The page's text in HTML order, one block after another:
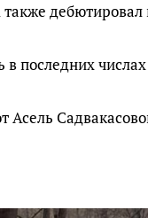
также дебютировал
в последних числах
Асель